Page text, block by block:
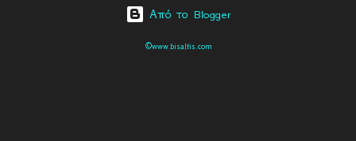
Από το Blogger
©www.bisaltis.com